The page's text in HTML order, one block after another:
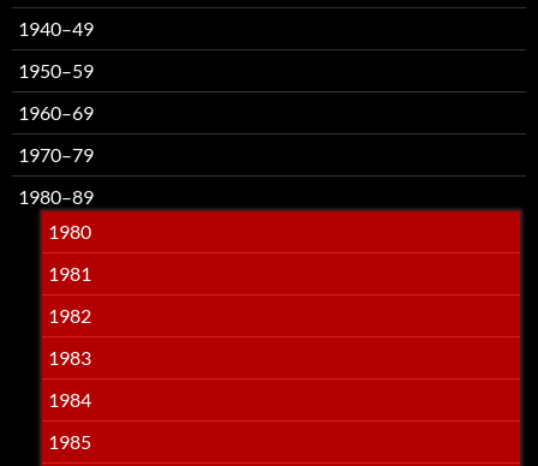
1940–49
1950–59
1960–69
1970–79
1980–89
1980
1981
1982
1983
1984
1985